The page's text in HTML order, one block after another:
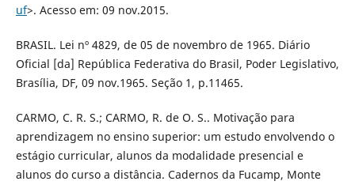
uf>. Acesso em: 09 nov.2015.
BRASIL. Lei nº 4829, de 05 de novembro de 1965. Diário
Oficial [da] República Federativa do Brasil, Poder Legislativo,
Brasília, DF, 09 nov.1965. Seção 1, p.11465.
CARMO, C. R. S.; CARMO, R. de O. S.. Motivação para
aprendizagem no ensino superior: um estudo envolvendo o
estágio curricular, alunos da modalidade presencial e
alunos do curso a distância. Cadernos da Fucamp, Monte